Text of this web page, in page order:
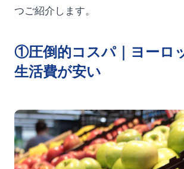
つご紹介します。
①圧倒的コスパ｜ヨーロ
生活費が安い